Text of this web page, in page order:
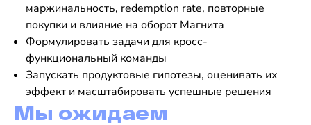
маржинальность, redemption rate, повторные
покупки и влияние на оборот Магнита
Формулировать задачи для кросс-
функциональный команды
Запускать продуктовые гипотезы, оценивать их
эффект и масштабировать успешные решения
Мы ожидаем